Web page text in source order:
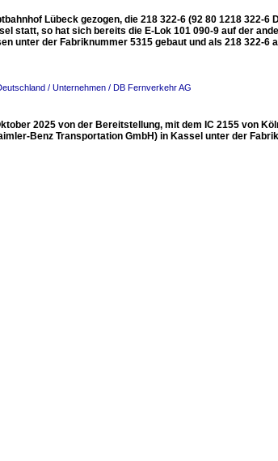
Lübeck gezogen, die 218 322-6 (92 80 1218 322-6
statt, so hat sich bereits die E-Lok 101 090-9 auf der
unter der Fabriknummer 5315 gebaut und als 218 322-6
/ Unternehmen / DB Fernverkehr AG
2025 von der Bereitstellung, mit dem IC 2155 von
Benz Transportation GmbH) in Kassel unter der